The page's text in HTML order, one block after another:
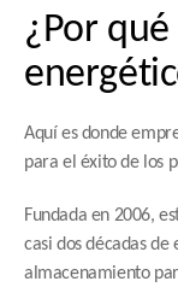
¿Por
Aquí es donde
para el éxito de los
Fundada en 2006,
casi dos décadas
almacenamiento